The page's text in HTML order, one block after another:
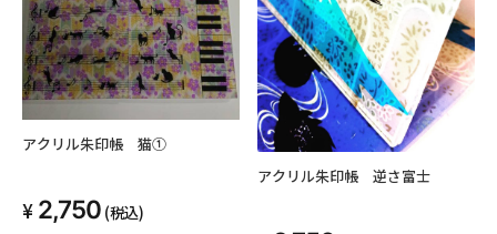
アクリル朱印帳 猫①
2,750 (税込)
アクリル朱印帳 逆さ富士